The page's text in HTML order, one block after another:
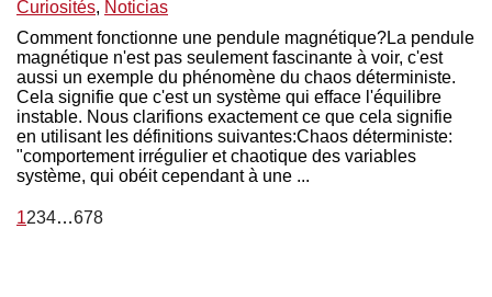
Curiosités, Noticias
Comment fonctionne une pendule magnétique?La pendule
magnétique n'est pas seulement fascinante à voir, c'est
aussi un exemple du phénomène du chaos déterministe.
Cela signifie que c'est un système qui efface l'équilibre
instable. Nous clarifions exactement ce que cela signifie
en utilisant les définitions suivantes:Chaos déterministe:
"comportement irrégulier et chaotique des variables
système, qui obéit cependant à une ...
1234…678